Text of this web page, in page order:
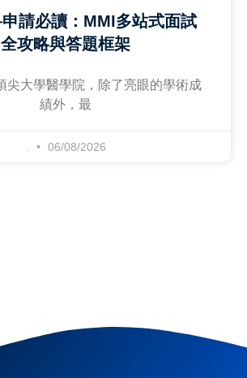
請必讀：MMI多站式面試
全攻略與答題框架
尖大學醫學院，除了亮眼的學術成
績外，最
06/08/2026